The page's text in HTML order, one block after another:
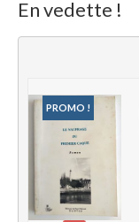
En vedette !
PROMO !